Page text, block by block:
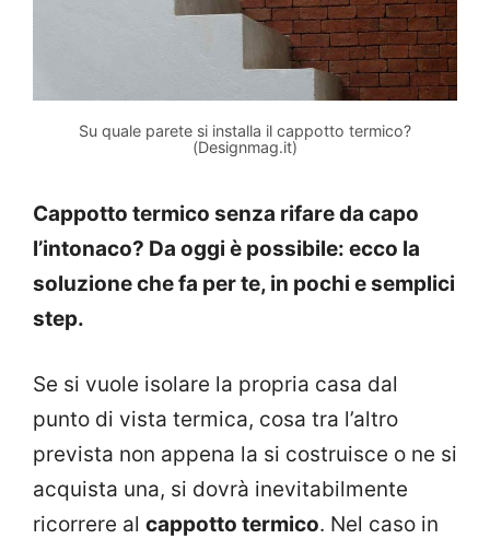
Su quale parete si installa il cappotto termico?
(Designmag.it)
Cappotto termico senza rifare da capo
l’intonaco? Da oggi è possibile: ecco la
soluzione che fa per te, in pochi e semplici
step.
Se si vuole isolare la propria casa dal
punto di vista termica, cosa tra l’altro
prevista non appena la si costruisce o ne si
acquista una, si dovrà inevitabilmente
ricorrere al cappotto termico. Nel caso in